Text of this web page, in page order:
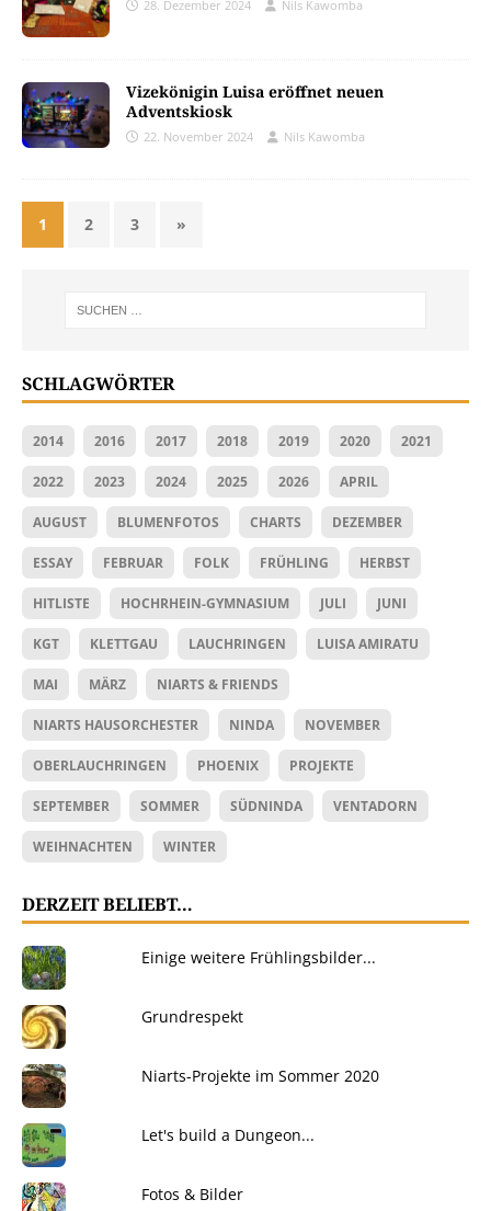
28. Dezember 2024 Nils Kawomba
Vizekönigin Luisa eröffnet neuen
Adventskiosk
22. November 2024 Nils Kawomba
1 2 3 »
SCHLAGWÖRTER
2014 2016 2017 2018 2019 2020 2021
2022 2023 2024 2025 2026 APRIL
AUGUST BLUMENFOTOS CHARTS DEZEMBER
ESSAY FEBRUAR FOLK FRÜHLING HERBST
HITLISTE HOCHRHEIN-GYMNASIUM JULI JUNI
KGT KLETTGAU LAUCHRINGEN LUISA AMIRATU
MAI MÄRZ NIARTS & FRIENDS
NIARTS HAUSORCHESTER NINDA NOVEMBER
OBERLAUCHRINGEN PHOENIX PROJEKTE
SEPTEMBER SOMMER SÜDNINDA VENTADORN
WEIHNACHTEN WINTER
DERZEIT BELIEBT…
Einige weitere Frühlingsbilder...
Grundrespekt
Niarts-Projekte im Sommer 2020
Let's build a Dungeon...
Fotos & Bilder